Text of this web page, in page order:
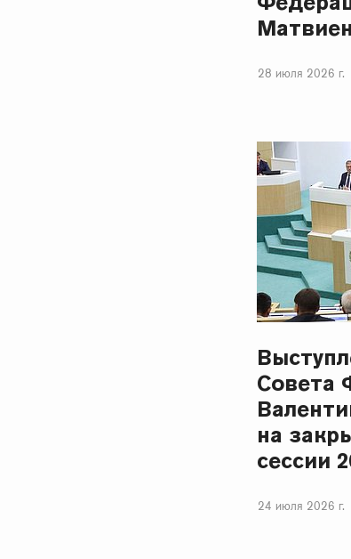
28 июля 2026 г.
Совета
на
сессии
24 июля 2026 г.